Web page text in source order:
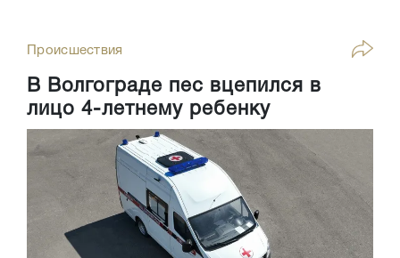
Происшествия
В Волгограде пес вцепился в
лицо 4-летнему ребенку